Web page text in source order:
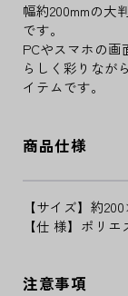
幅約200mmの大
です。
PCやスマホの
らしく彩りなが
イテムです。
商品仕様
【サイズ】約
【仕 様】ポリエ
注意事項